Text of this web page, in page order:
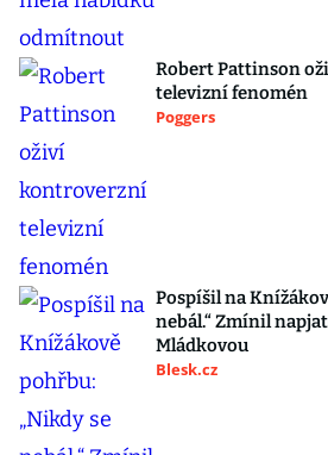
Robert Pattinson
televizní fenomén
Poggers
Pospíšil na
nebál.“ Zmínil
Mládkovou
Blesk.cz